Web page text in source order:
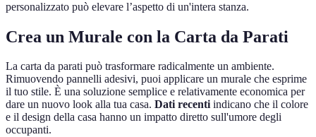
personalizzato può elevare l’aspetto di un'intera stanza.
Crea un Murale con la Carta da Parati
La carta da parati può trasformare radicalmente un ambiente.
Rimuovendo pannelli adesivi, puoi applicare un murale che esprime
il tuo stile. È una soluzione semplice e relativamente economica per
dare un nuovo look alla tua casa. Dati recentiindicano che il colore
e il design della casa hanno un impatto diretto sull'umore degli
occupanti.